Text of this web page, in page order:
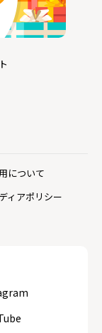
について
ィアポリシー